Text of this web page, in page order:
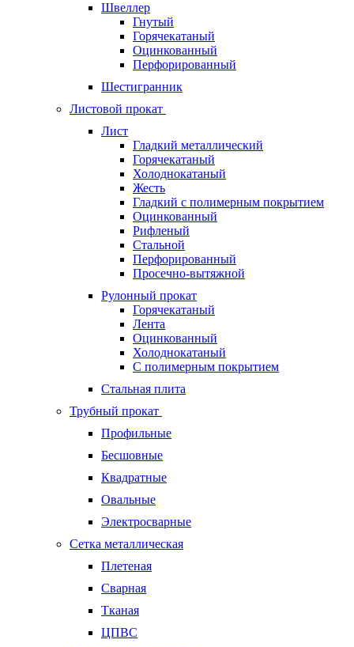
Швеллер
Гнутый
Горячекатаный
Оцинкованный
Перфорированный
Шестигранник
Листовой прокат
Лист
Гладкий металлический
Горячекатаный
Холоднокатаный
Жесть
Гладкий с полимерным покрытием
Оцинкованный
Рифленый
Стальной
Перфорированный
Просечно-вытяжной
Рулонный прокат
Горячекатаный
Лента
Оцинкованный
Холоднокатаный
С полимерным покрытием
Стальная плита
Трубный прокат
Профильные
Бесшовные
Квадратные
Овальные
Электросварные
Сетка металлическая
Плетеная
Сварная
Тканая
ЦПВС